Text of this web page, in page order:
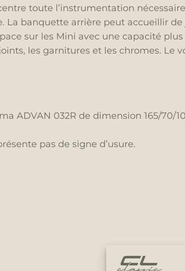
toute l’instrumentation
La banquette arrière peut accueillir
sur les Mini avec une capacité
les garnitures et les chromes. Le
ADVAN 032R de dimension 165/70/
pas de signe d’usure.